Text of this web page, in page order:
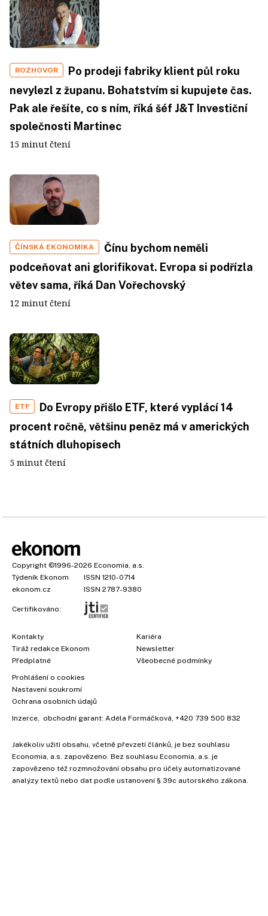
ROZHOVOR
Po prodeji fabriky klient půl roku
nevylezl z županu. Bohatstvím si kupujete čas.
Pak ale řešíte, co s ním, říká šéf J&T Investiční
společnosti Martinec
15 minut čtení
ČÍNSKÁ EKONOMIKA
Čínu bychom neměli
podceňovat ani glorifikovat. Evropa si podřízla
větev sama, říká Dan Vořechovský
12 minut čtení
ETF
Do Evropy přišlo ETF, které vyplácí 14
procent ročně, většinu peněz má v amerických
státních dluhopisech
5 minut čtení
Copyright ©1996-2026 Economia, a.s.
Týdeník Ekonom
ISSN 1210-0714
ekonom.cz
ISSN 2787-9380
Certifikováno:
Kontakty
Tiráž redakce Ekonom
Předplatné
Kariéra
Newsletter
Všeobecné podmínky
Prohlášení o cookies
Nastavení soukromí
Ochrana osobních údajů
Inzerce , obchodní garant: Adéla Formáčková +420 739 500 832
Jakékoliv užití obsahu, včetně převzetí článků, je bez souhlasu
Economia, a.s. zapovězeno. Bez souhlasu Economia, a.s. je
zapovězeno též rozmnožování obsahu pro účely automatizované
analýzy textů nebo dat podle ustanovení § 39c autorského zákona.